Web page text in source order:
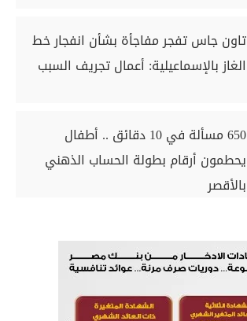
تاون جاس تفجر مفاجأة بشأن انفجار خط
الغاز بالإسماعيلية: أعمال تجريف السبب
650 مسألة في 10 دقائق .. أطفال
يحطمون أرقام بطولة الحساب الذهني
بالأقصر